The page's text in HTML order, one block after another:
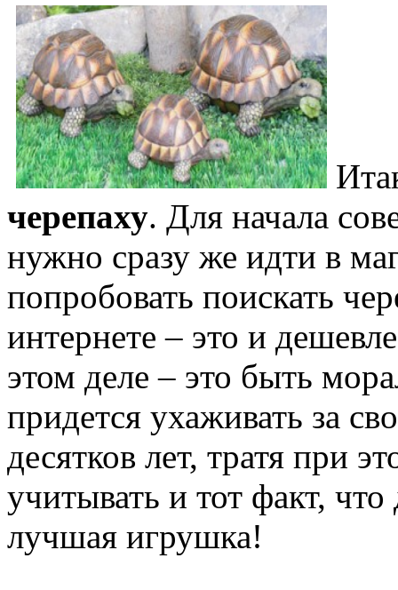
черепаху. Для начала
нужно сразу же идти в
попробовать поискать
интернете – это и
этом деле – это быть
придется ухаживать за
десятков лет, тратя при
учитывать и тот факт,
лучшая игрушка!